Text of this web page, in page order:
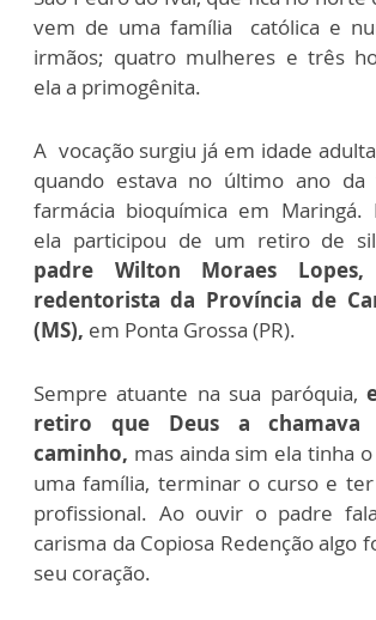
vem de uma família católica e
irmãos; quatro mulheres e três
ela a primogênita.
A vocação surgiu já em idade
quando estava no último ano da
farmácia bioquímica em Maringá.
ela participou de um retiro de
padre Wilton Moraes Lopes,
redentorista da Província de
(MS), em Ponta Grossa (PR).
Sempre atuante na sua paróquia,
retiro que Deus a chamava
caminho, mas ainda sim ela tinha
uma família, terminar o curso e
profissional. Ao ouvir o padre
carisma da Copiosa Redenção algo
seu coração.